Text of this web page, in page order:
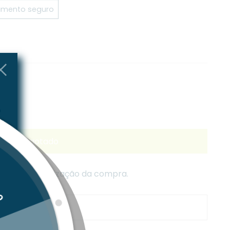
seguro
Esgotado
na finalização da compra.
acima de 30,00€